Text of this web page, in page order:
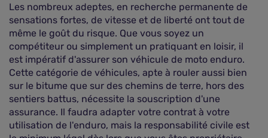
Les nombreux adeptes, en recherche permanente de
sensations fortes, de vitesse et de liberté ont tout de
même le goût du risque. Que vous soyez un
compétiteur ou simplement un pratiquant en loisir, il
est impératif d'assurer son véhicule de moto enduro.
Cette catégorie de véhicules, apte à rouler aussi bien
sur le bitume que sur des chemins de terre, hors des
sentiers battus, nécessite la souscription d'une
assurance. Il faudra adapter votre contrat à votre
utilisation de l'enduro, mais la responsabilité civile est